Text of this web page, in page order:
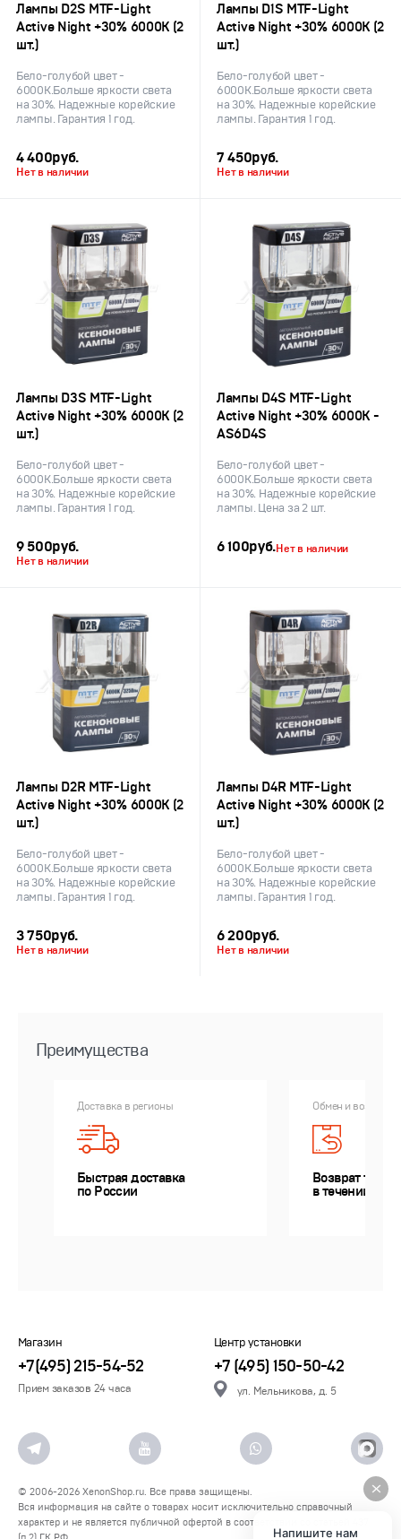
Лампы D2S MTF-Light
Active Night +30% 6000K (2
шт.)
Бело-голубой цвет -
6000К.Больше яркости света
на 30%. Надежные корейские
лампы. Гарантия 1 год.
4 400руб.
Нет в наличии
Лампы D1S MTF-Light
Active Night +30% 6000K (2
шт.)
Бело-голубой цвет -
6000К.Больше яркости света
на 30%. Надежные корейские
лампы. Гарантия 1 год.
7 450руб.
Нет в наличии
Лампы D3S MTF-Light
Active Night +30% 6000K (2
шт.)
Бело-голубой цвет -
6000К.Больше яркости света
на 30%. Надежные корейские
лампы. Гарантия 1 год.
9 500руб.
Нет в наличии
Лампы D4S MTF-Light
Active Night +30% 6000K -
AS6D4S
Бело-голубой цвет -
6000К.Больше яркости света
на 30%. Надежные корейские
лампы. Цена за 2 шт.
6 100руб.Нет в наличии
Лампы D2R MTF-Light
Active Night +30% 6000K (2
шт.)
Бело-голубой цвет -
6000К.Больше яркости света
на 30%. Надежные корейские
лампы. Гарантия 1 год.
3 750руб.
Нет в наличии
Лампы D4R MTF-Light
Active Night +30% 6000K (2
шт.)
Бело-голубой цвет -
6000К.Больше яркости света
на 30%. Надежные корейские
лампы. Гарантия 1 год.
6 200руб.
Нет в наличии
Преимущества
Доставка в регионы
Быстрая доставка
по России
Обмен и возврат
Возврат
в течении 14
Магазин
+7(495) 215-54-52
Прием заказов 24 часа
Центр установки
+7 (495) 150-50-42
ул. Мельникова, д. 5
© 2006-2026 XenonShop.ru. Все права защищены.
Вся информация на сайте о товарах носит исключительно справочный
характер и не является публичной офертой в соответствии со статьей 437
Напишите нам